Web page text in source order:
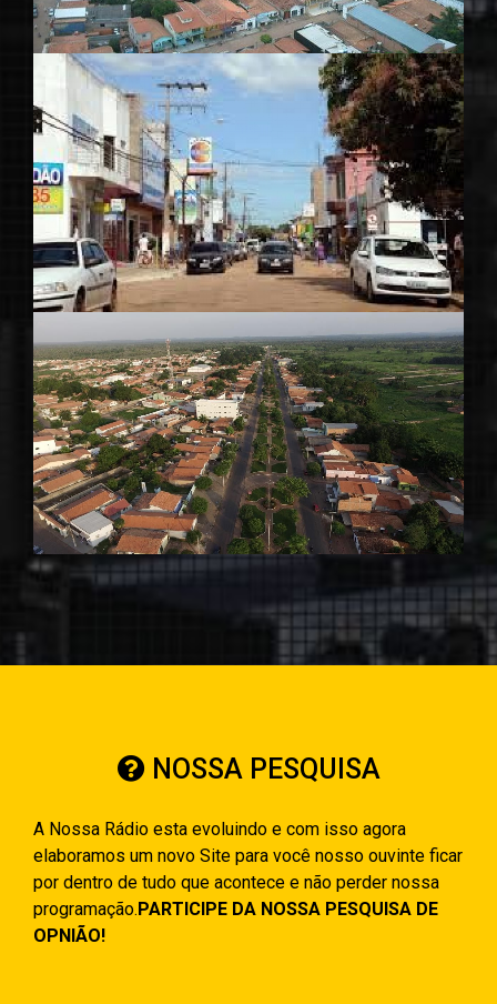
NOSSA PESQUISA
A Nossa Rádio esta evoluindo e com isso agora
elaboramos um novo Site para você nosso ouvinte ficar
por dentro de tudo que acontece e não perder nossa
programação. PARTICIPE DA NOSSA PESQUISA DE
OPNIÃO!